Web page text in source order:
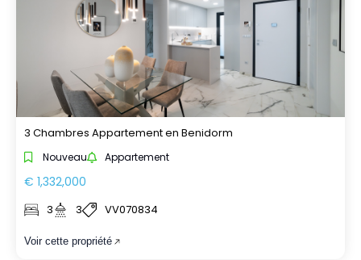
3 Chambres Appartement en Benidorm
Nouveau Appartement
€ 1,332,000
3 3 VV070834
Voir cette propriété